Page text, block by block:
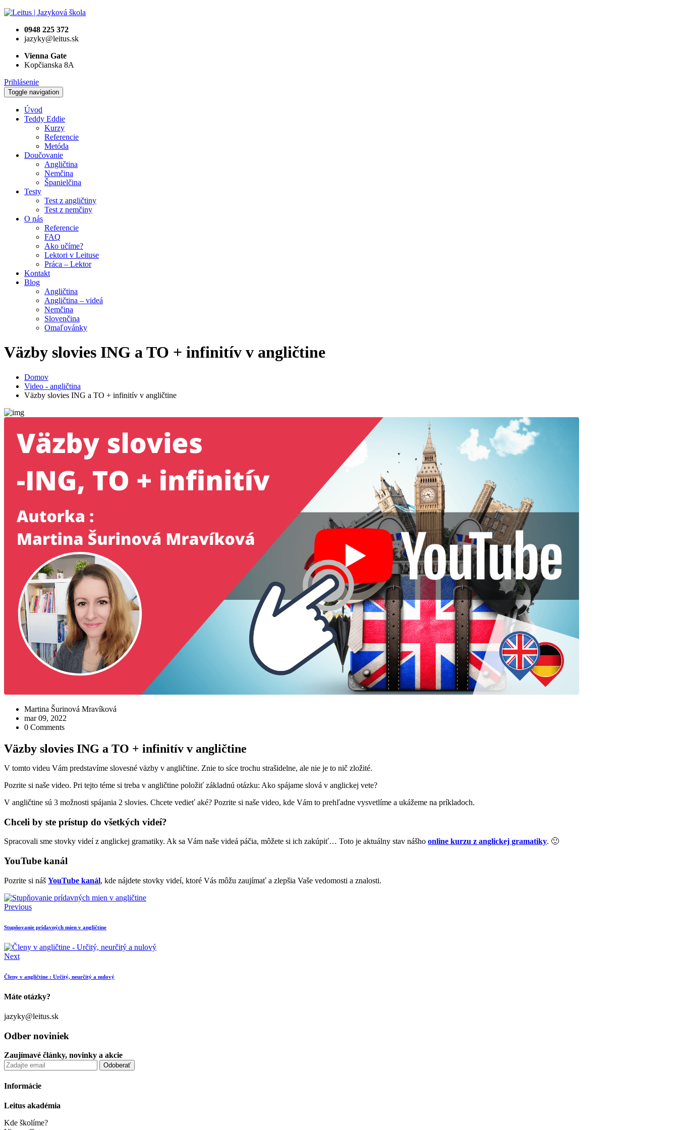
0948 225 372
jazyky@leitus.sk
Vienna Gate
Kopčianska 8A
Prihlásenie
Toggle navigation
Úvod
Teddy Eddie
Kurzy
Referencie
Metóda
Doučovanie
Angličtina
Nemčina
Španielčina
Testy
Test z angličtiny
Test z nemčiny
O nás
Referencie
FAQ
Ako učíme?
Lektori v Leituse
Práca – Lektor
Kontakt
Blog
Angličtina
Angličtina – videá
Nemčina
Slovenčina
Omaľovánky
Väzby slovies ING a TO + infinitív v angličtine
Domov
Video - angličtina
Väzby slovies ING a TO + infinitív v angličtine
Martina Šurinová Mravíková
mar 09, 2022
0 Comments
Väzby slovies ING a TO + infinitív v angličtine
V tomto videu Vám predstavíme slovesné väzby v angličtine. Znie to síce trochu strašidelne, ale nie je to nič zložité.
Pozrite si naše video. Pri tejto téme si treba v angličtine položiť základnú otázku: Ako spájame slová v anglickej vete?
V angličtine sú 3 možnosti spájania 2 slovies. Chcete vedieť aké? Pozrite si naše video, kde Vám to prehľadne vysvetlíme a ukážeme na príkladoch.
Chceli by ste prístup do všetkých videí?
Spracovali sme stovky videí z anglickej gramatiky. Ak sa Vám naše videá páčia, môžete si ich zakúpiť… Toto je aktuálny stav nášho online kurzu z anglickej gramatiky. 🙂
YouTube kanál
Pozrite si náš YouTube kanál, kde nájdete stovky videí, ktoré Vás môžu zaujímať a zlepšia Vaše vedomosti a znalosti.
Previous
Stupňovanie prídavných mien v angličtine
Next
Členy v angličtine : Určitý, neurčitý a nulový
Máte otázky?
jazyky@leitus.sk
Odber noviniek
Zaujímavé články, novinky a akcie
Informácie
Leitus akadémia
Kde školíme?